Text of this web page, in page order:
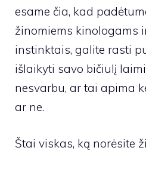
esame čia, kad
žinomiems kinologams
instinktais, galite rasti
išlaikyti savo bičiulį
nesvarbu, ar tai apima
ar ne.
Štai viskas, ką norėsite